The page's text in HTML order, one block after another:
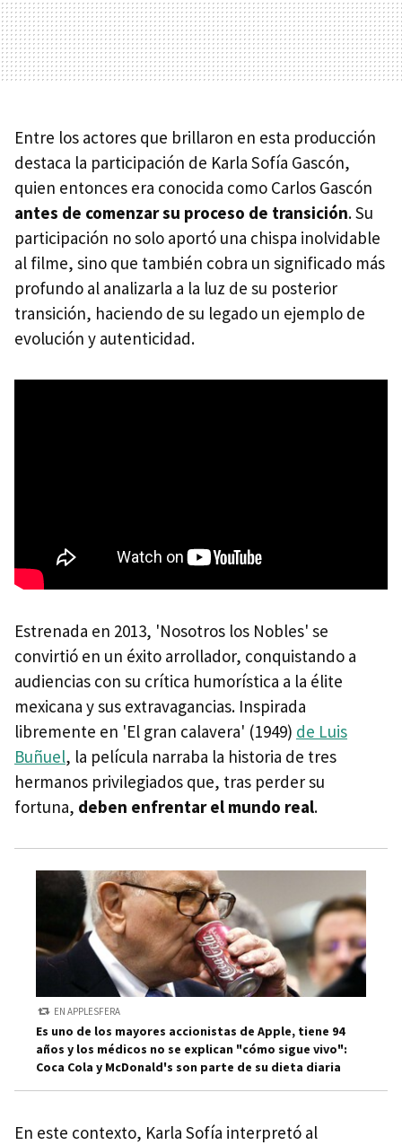
Entre los actores que brillaron en esta producción
destaca la participación de Karla Sofía Gascón,
quien entonces era conocida como Carlos Gascón
antes de comenzar su proceso de transición. Su
participación no solo aportó una chispa inolvidable
al filme, sino que también cobra un significado más
profundo al analizarla a la luz de su posterior
transición, haciendo de su legado un ejemplo de
evolución y autenticidad.
Estrenada en 2013, 'Nosotros los Nobles' se
convirtió en un éxito arrollador, conquistando a
audiencias con su crítica humorística a la élite
mexicana y sus extravagancias. Inspirada
libremente en 'El gran calavera' (1949) de Luis
Buñuel, la película narraba la historia de tres
hermanos privilegiados que, tras perder su
fortuna, deben enfrentar el mundo real.
EN APPLESFERA
Es uno de los mayores accionistas de Apple, tiene 94
años y los médicos no se explican "cómo sigue vivo":
Coca Cola y McDonald's son parte de su dieta diaria
En este contexto, Karla Sofía interpretó al